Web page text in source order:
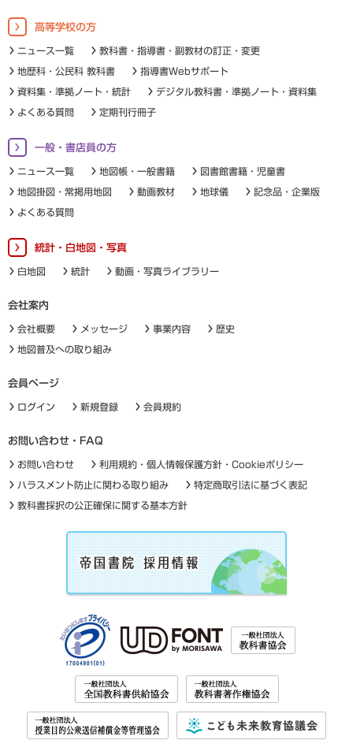
高等学校の方
ニュース一覧 教科書・指導書・副教材の訂正・変更
地歴科・公民科 教科書 指導書Webサポート
資料集・準拠ノート・統計 デジタル教科書・準拠ノート・資料集
よくある質問 定期刊行冊子
一般・書店員の方
ニュース一覧 地図帳・一般書籍 図書館書籍・児童書
地図掛図・常掲用地図 動画教材 地球儀 記念品・企業版
よくある質問
統計・白地図・写真
白地図 統計 動画・写真ライブラリー
会社案内
会社概要 メッセージ 事業内容 歴史
地図普及への取り組み
会員ページ
ログイン 新規登録 会員規約
お問い合わせ・FAQ
お問い合わせ 利用規約・個人情報保護方針・Cookieポリシー
ハラスメント防止に関わる取り組み 特定商取引法に基づく表記
教科書採択の公正確保に関する基本方針